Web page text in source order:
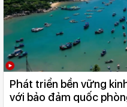
Phát triển bền vững
với bảo đảm quốc